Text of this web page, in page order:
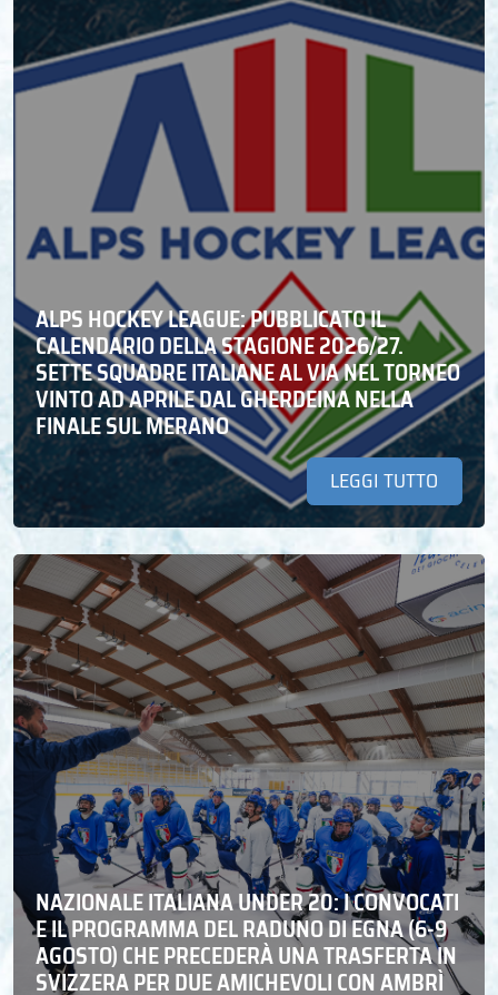
ALPS HOCKEY LEAGUE: PUBBLICATO IL
CALENDARIO DELLA STAGIONE 2026/27.
SETTE SQUADRE ITALIANE AL VIA NEL TORNEO
VINTO AD APRILE DAL GHERDEINA NELLA
FINALE SUL MERANO
LEGGI TUTTO
NAZIONALE ITALIANA UNDER 20: I CONVOCATI
E IL PROGRAMMA DEL RADUNO DI EGNA (6-9
AGOSTO) CHE PRECEDERÀ UNA TRASFERTA IN
SVIZZERA PER DUE AMICHEVOLI CON AMBRÌ